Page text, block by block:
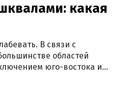
какая
В связи с
областей
юго-востока и